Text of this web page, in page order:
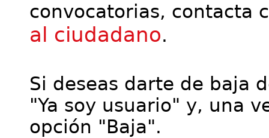
convocatorias, contacta
al ciudadano.
Si deseas darte de baja
"Ya soy usuario" y, una
opción "Baja".